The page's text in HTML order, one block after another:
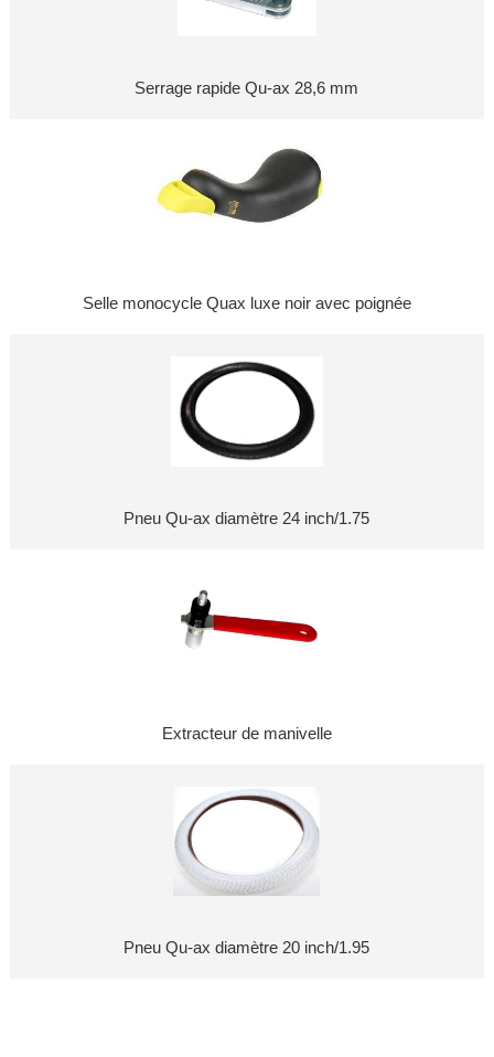
Serrage rapide Qu-ax 28,6 mm
Selle monocycle Quax luxe noir avec poignée
Pneu Qu-ax diamètre 24 inch/1.75
Extracteur de manivelle
Pneu Qu-ax diamètre 20 inch/1.95